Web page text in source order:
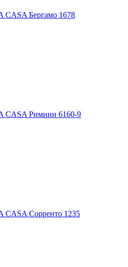
CASA Бергамо 1678
CASA Римини 6160-9
CASA Сорренто 1235